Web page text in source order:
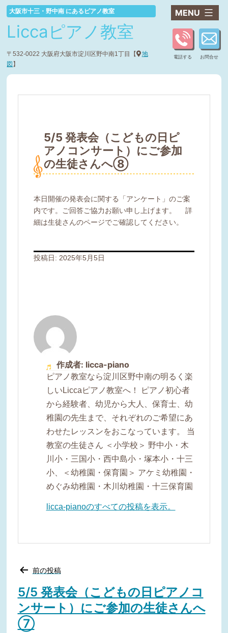
コ
ン
テ
ン
ツ
へ
大阪市十三・野中南 にあるピアノ教室
Liccaピアノ教室
〒532-0022 大阪府大阪市淀川区野中南1丁目【
地
図】
電話する お問合せ
5/5 発表会（こどもの日ピ
アノコンサート）にご参加
の生徒さんへ⑧
本日開催の発表会に関する「アンケート」のご案
内です。ご回答ご協力お願い申し上げます。 詳
細は生徒さんのページでご確認してください。
投稿日: 2025年5月5日
作成者: licca-piano
ピアノ教室なら淀川区野中南の明るく楽
しいLiccaピアノ教室へ！ ピアノ初心者
から経験者、幼児から大人、保育士、幼
稚園の先生まで、それぞれのご希望にあ
わせたレッスンをおこなっています。 当
教室の生徒さん ＜小学校＞ 野中小・木
川小・三国小・西中島小・塚本小・十三
小、＜幼稚園・保育園＞ アケミ幼稚園・
めぐみ幼稚園・木川幼稚園・十三保育園
licca-pianoのすべての投稿を表示。
投
ナ
ビ
ゲ
ー
シ
前の投稿
5/5 発表会（こどもの日ピアノコ
ンサート）にご参加の生徒さんへ
⑦